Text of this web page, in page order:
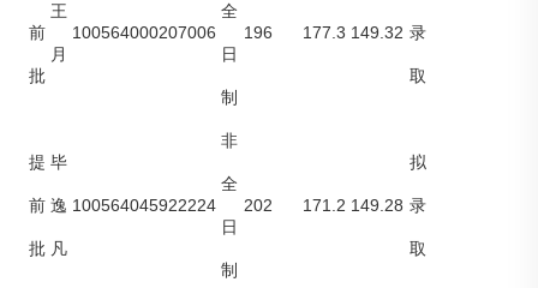
前
批
王
月
100564000207006
全
日
制
196 177.3 149.32 录
取
提
前
批
毕
逸
凡
100564045922224
非
全
日
制
202 171.2 149.28
拟
录
取